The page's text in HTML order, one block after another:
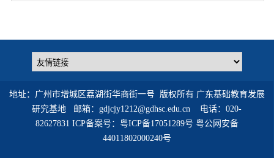
地址：广州市增城区荔湖街华商街一号 版权所有 广东基础教育发展
研究基地
邮箱：gdjcjy1212@gdhsc.edu.cn 电话：020-
82627831 ICP备案号：粤ICP备17051289号 粤公网安备
44011802000240号